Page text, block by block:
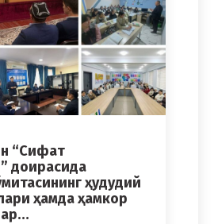
“Сифат
доирасида
ҳудудий
ҳамда ҳамкор